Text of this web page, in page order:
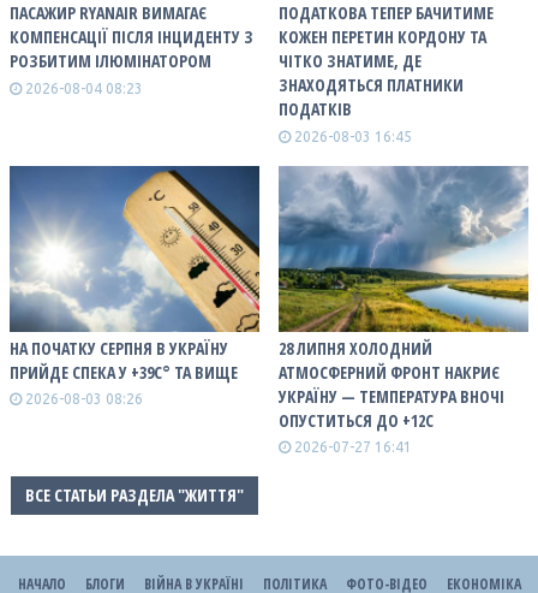
ПАСАЖИР RYANAIR ВИМАГАЄ
КОМПЕНСАЦІЇ ПІСЛЯ ІНЦИДЕНТУ З
РОЗБИТИМ ІЛЮМІНАТОРОМ
2026-08-04 08:23
ПОДАТКОВА ТЕПЕР БАЧИТИМЕ
КОЖЕН ПЕРЕТИН КОРДОНУ ТА
ЧІТКО ЗНАТИМЕ, ДЕ
ЗНАХОДЯТЬСЯ ПЛАТНИКИ
ПОДАТКІВ
2026-08-03 16:45
НА ПОЧАТКУ СЕРПНЯ В УКРАЇНУ
ПРИЙДЕ СПЕКА У +39С° ТА ВИЩЕ
2026-08-03 08:26
28 ЛИПНЯ ХОЛОДНИЙ
АТМОСФЕРНИЙ ФРОНТ НАКРИЄ
УКРАЇНУ — ТЕМПЕРАТУРА ВНОЧІ
ОПУСТИТЬСЯ ДО +12С
2026-07-27 16:41
ВСЕ СТАТЬИ РАЗДЕЛА "ЖИТТЯ"
НАЧАЛО БЛОГИ ВІЙНА В УКРАЇНІ ПОЛІТИКА ФОТО-ВІДЕО ЕКОНОМІКА